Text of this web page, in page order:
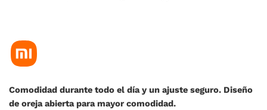
Comodidad durante todo el día y un ajuste seguro. Diseño
de oreja abierta para mayor comodidad.